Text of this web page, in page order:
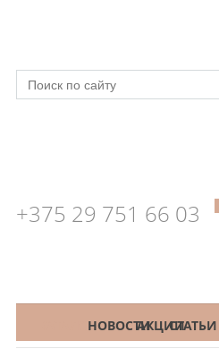
+375 29 751 66 03
КАТАЛОГНОВОСТИАКЦИИ